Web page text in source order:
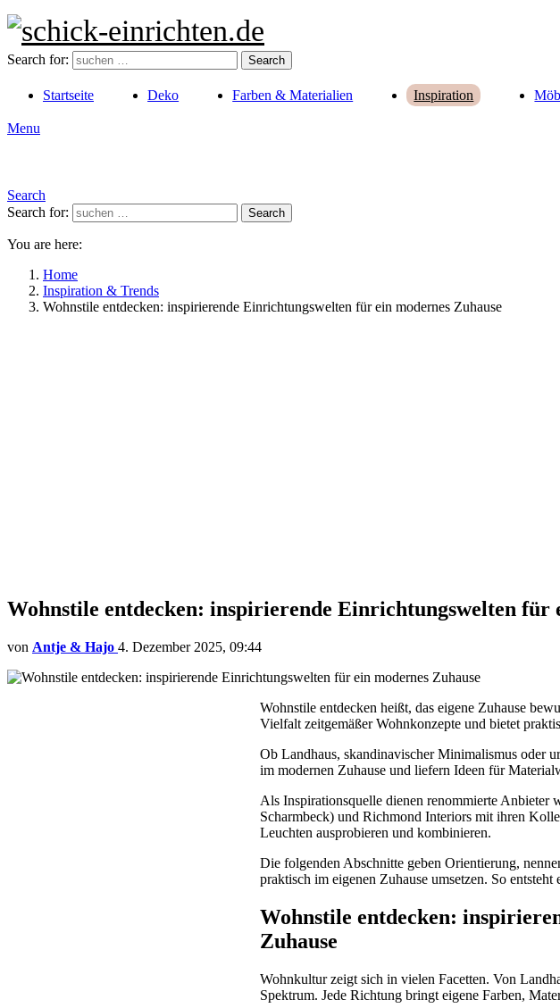
Search for: Search
Startseite Deko Farben & Materialien Inspiration
Menu
Search
Search for:
Search
You are here:
Home
Inspiration & Trends
Wohnstile entdecken: inspirierende Einrichtungswelten für ein modernes Zuhause
Wohnstile entdecken: inspirierende Einrichtungswelten für
von Antje & Hajo 4. Dezember 2025, 09:44
Wohnstile entdecken heißt, das eigene Zuhause
Vielfalt zeitgemäßer Wohnkonzepte und bietet
Ob Landhaus, skandinavischer Minimalismus oder
im modernen Zuhause und liefern Ideen für
Als Inspirationsquelle dienen renommierte
Scharmbeck) und Richmond Interiors mit ihren
Leuchten ausprobieren und kombinieren.
Die folgenden Abschnitte geben Orientierung,
praktisch im eigenen Zuhause umsetzen. So
Wohnstile entdecken:
Zuhause
Wohnkultur zeigt sich in vielen Facetten. Von
Spektrum. Jede Richtung bringt eigene Farben,